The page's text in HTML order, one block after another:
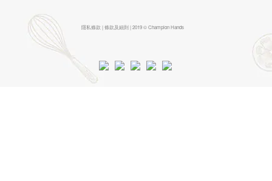
隱私條款 | 條款及細則 | 2019 © Champion Hands